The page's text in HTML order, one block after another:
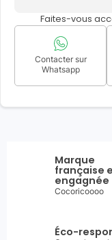
Faites-vous
Contacter sur
Whatsapp
Marque
française
engagnée
Cocoricoooo
Éco-